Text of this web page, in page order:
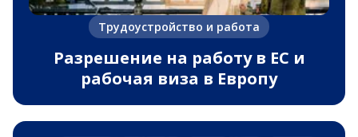
Трудоустройство и работа
Разрешение на работу в ЕС и
рабочая виза в Европу